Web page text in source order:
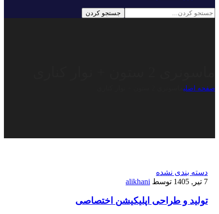
صفحه اصلی
دسته بندی نشده
7 تیر, 1405
توسط alikhani
تولید و طراحی اپلیکیشن اختصاصی